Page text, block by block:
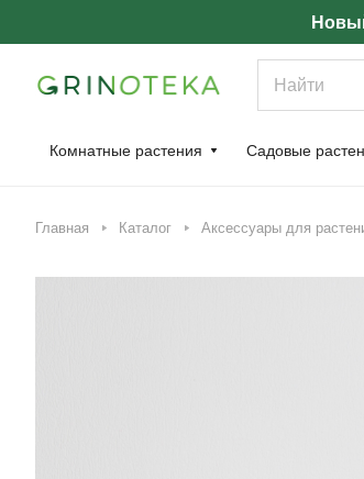
Комнатные растения Садовые
Главная Каталог Аксессуары для